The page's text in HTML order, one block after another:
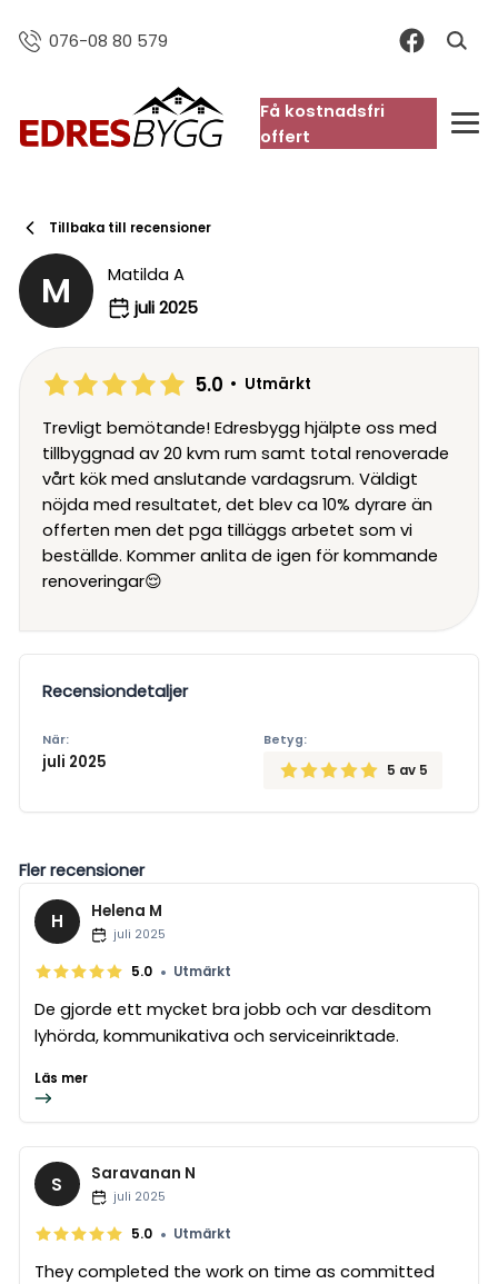
076-08 80 579
Få kostnadsfri
offert
Tillbaka till recensioner
M
Matilda A
juli 2025
5.0 • Utmärkt
Trevligt bemötande! Edresbygg hjälpte oss med
tillbyggnad av 20 kvm rum samt total renoverade
vårt kök med anslutande vardagsrum. Väldigt
nöjda med resultatet, det blev ca 10% dyrare än
offerten men det pga tilläggs arbetet som vi
beställde. Kommer anlita de igen för kommande
renoveringar😌
Recensiondetaljer
När:
juli 2025
Betyg:
5 av 5
Fler recensioner
H Helena M
juli 2025
5.0 • Utmärkt
De gjorde ett mycket bra jobb och var desditom
lyhörda, kommunikativa och serviceinriktade.
Läs mer
S Saravanan N
juli 2025
5.0 • Utmärkt
They completed the work on time as committed